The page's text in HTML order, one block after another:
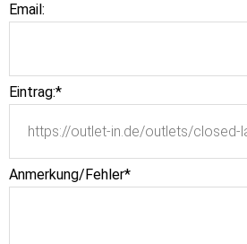
Email:
Eintrag:*
Anmerkung/Fehler*